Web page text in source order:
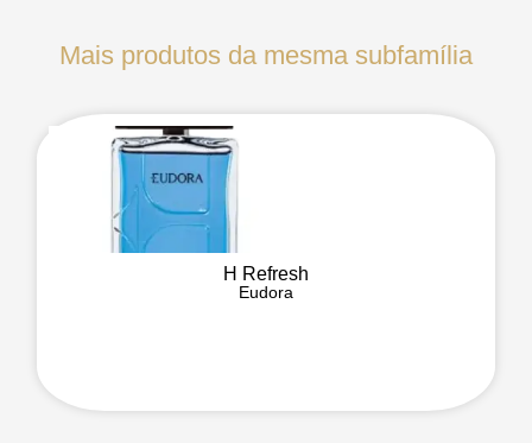
Mais produtos da mesma subfamília
H Refresh
Eudora